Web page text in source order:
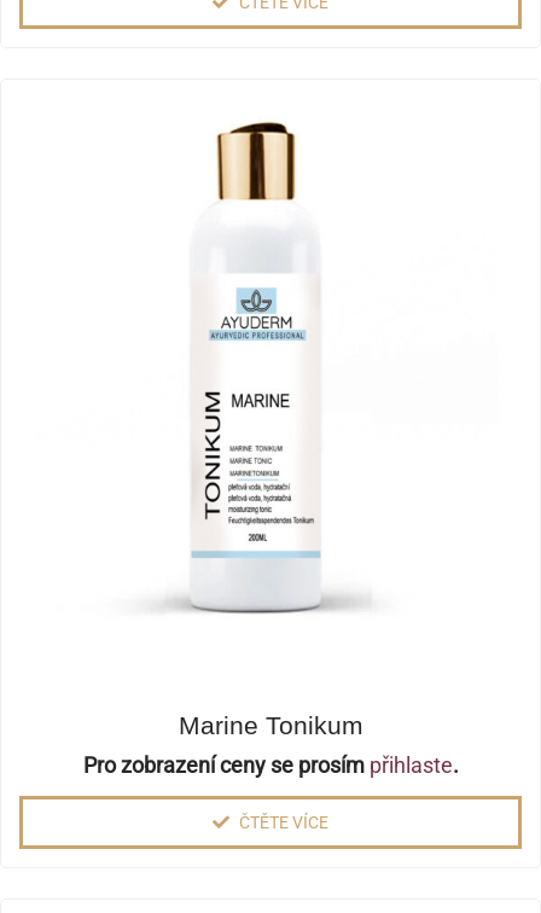
Marine Tonikum
Pro zobrazení ceny se prosím přihlaste.
ČTĚTE VÍCE